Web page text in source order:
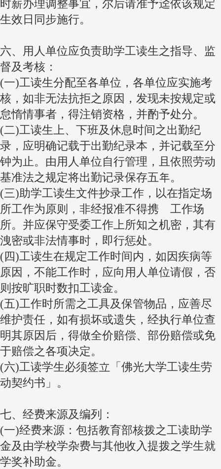
时薪办理调整事宜，尔后请准予迳依该规定
生效日同步施行。
六、用人单位应负责助学工读生之指导、监
督及考核：
(一)工读生分配至各单位，各单位应实施考
核，如非无法抗拒之原因，发现未按规定或
怠惰情事者，得注销资格，并酌予处分。
(二)工读生上、下班及休息时间之出勤纪
录，应明确记载于出勤纪录本，并记载至分
钟为止。由用人单位自行管理，且依照劳动
基准法之规定将出勤记录保存五年。
(三)助学工读生文件抄录工作，以在指定场
所工作为原则，非经报准不得携離工作场
所。并应保守受委工作上所知之机密，其有
洩密或非法情事时，即行惩处。
(四)工读生在规定工作时间内，如因疾病等
原因，不能工作时，应向用人单位请假，否
则按旷职时数扣工读金。
(五)工作时所需之工具及保管物品，应善尽
维护责任，如有损坏或遗失，经执行单位查
明其原因后，得做全价赔偿、部份赔偿或免
于赔偿之各项决定。
(六)工读学生必须签立「佛光大学工读生劳
动契约书」。
七、经费来源及编列：
(一)经费来源：包括教育部核拨之工读助学
金及由学校学杂费与其他收入提拨之学生就
学奖补助金。